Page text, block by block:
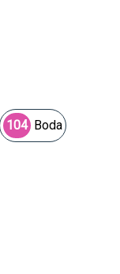
104 Boda